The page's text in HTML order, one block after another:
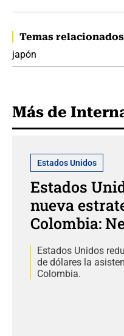
Temas relacionados
japón
Más de
Estados Unidos
Estados
nueva
Colombia:
Estados Unidos
de dólares la
Colombia.